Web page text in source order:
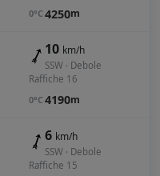
0°C 4250m
10 km/h
SSW · Debole
Raffiche 16
0°C 4190m
6 km/h
SSW · Debole
Raffiche 15